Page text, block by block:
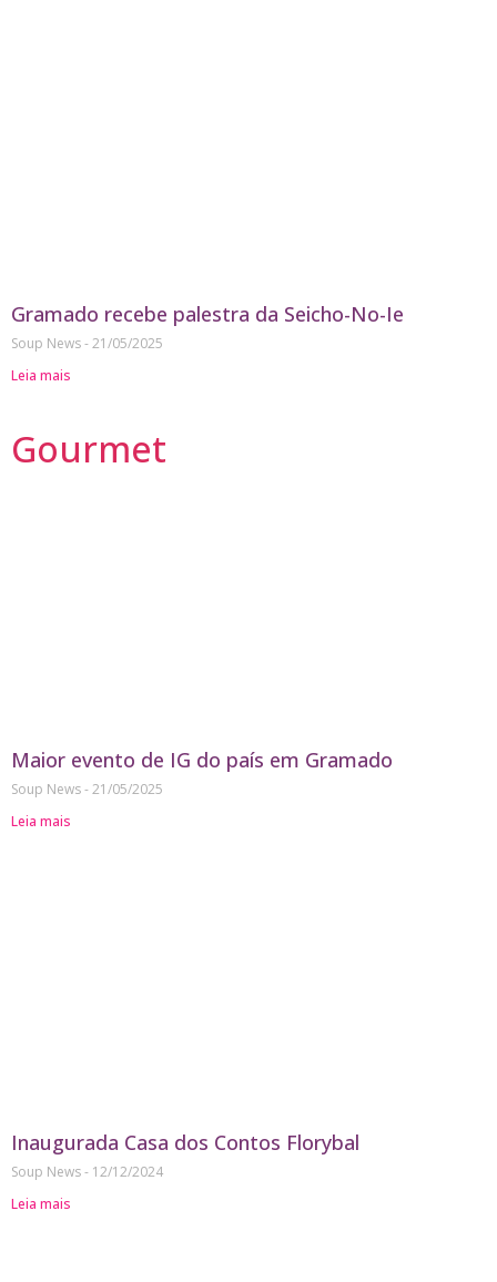
Gramado recebe palestra da Seicho-No-Ie
Soup News 21/05/2025
Leia mais
Gourmet
Maior evento de IG do país em Gramado
Soup News 21/05/2025
Leia mais
Inaugurada Casa dos Contos Florybal
Soup News
12/12/2024
Leia mais